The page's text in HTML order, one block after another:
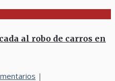
al robo de carros en
|